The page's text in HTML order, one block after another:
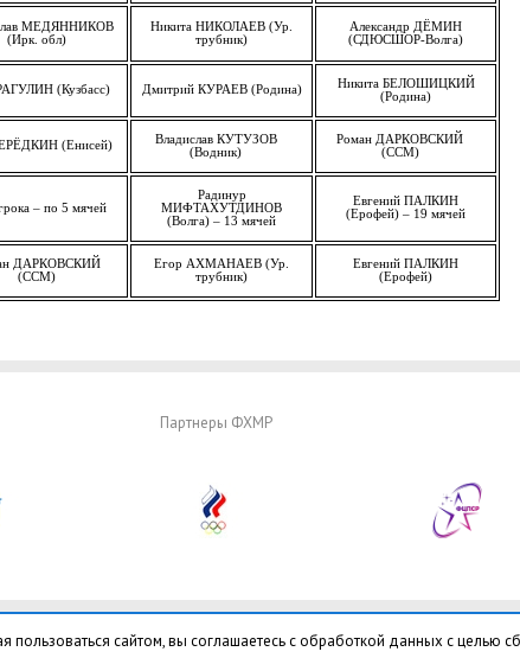
МЕДЯННИКОВ
(Ирк. обл)
Никита НИКОЛАЕВ (Ур.
трубник)
Александр ДЁМИН
(СДЮСШОР-Волга)
(Кузбасс) Дмитрий КУРАЕВ (Родина) НикитаБЕЛОШИЦКИЙ
(Родина)
(Енисей)
Владислав КУТУЗОВ
(Водник)
Роман ДАРКОВСКИЙ
(ССМ)
– по 5 мячей
Радинур
МИФТАХУТДИНОВ
(Волга) – 13 мячей
Евгений ПАЛКИН
(Ерофей) – 19 мячей
ДАРКОВСКИЙ
(ССМ)
Егор АХМАНАЕВ (Ур.
трубник)
Евгений ПАЛКИН
(Ерофей)
Партнеры ФХМР
сайтом, вы соглашаетесь с обработкой данных с целью